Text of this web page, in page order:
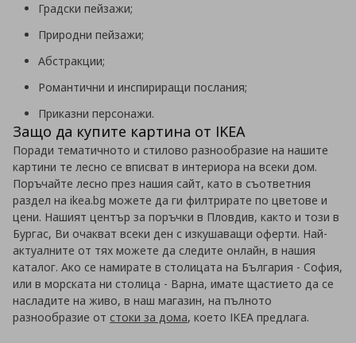
Градски пейзажи;
Природни пейзажи;
Абстракции;
Романтични и инспириращи послания;
Приказни персонажи.
Защо да купите картина от IKEA
Поради тематичното и стилово разнообразие на нашите
картини те лесно се вписват в интериора на всеки дом.
Поръчайте лесно през нашия сайт, като в съответния
раздел на ikea.bg можете да ги филтрирате по цветове и
цени. Нашият център за поръчки в Пловдив, както и този в
Бургас, Ви очакват всеки ден с изкушаващи оферти. Най-
актуалните от тях можете да следите онлайн, в нашия
каталог. Ако се намирате в столицата на България - София,
или в морската ни столица - Варна, имате щастието да се
насладите на живо, в наш магазин, на пълното
разнообразие от стоки за дома, което IKEA предлага.